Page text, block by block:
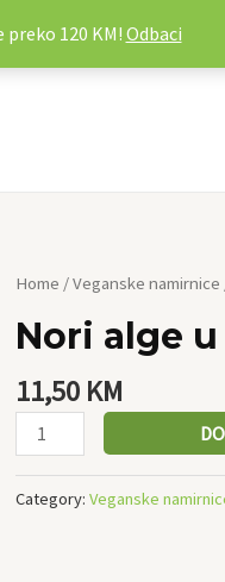
Home /Veganske namirnice
Nori alge
11,50 KM
Nori
u
28g
quantity
Category: Veganske
120 KM!Odbaci